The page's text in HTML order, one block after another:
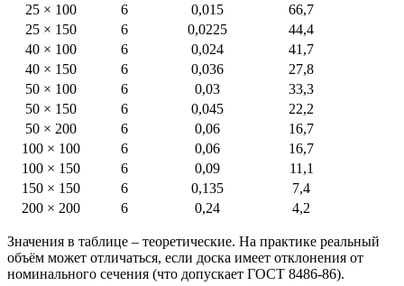
25 × 100
6 0,015
66,7
25 × 150
6 0,0225
44,4
40 × 100
6 0,024
41,7
40 × 150
6 0,036
27,8
50 × 100
6 0,03
33,3
50 × 150
6 0,045
22,2
50 × 200
6 0,06
16,7
100 × 100
6 0,06
16,7
100 × 150
6 0,09
11,1
150 × 150
6 0,135
7,4
200 × 200
6 0,24 4,2
Значения в таблице – теоретические. На практике реальный
объём может отличаться, если доска имеет отклонения от
номинального сечения (что допускает ГОСТ 8486-86).